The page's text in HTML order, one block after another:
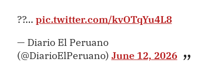
??… pic.twitter.com/kvOTqYu4L8
— Diario El Peruano
(@DiarioElPeruano) June 12, 2026